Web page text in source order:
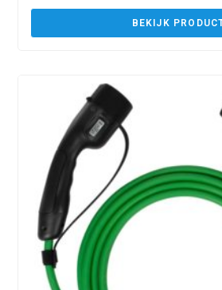
BEKIJK